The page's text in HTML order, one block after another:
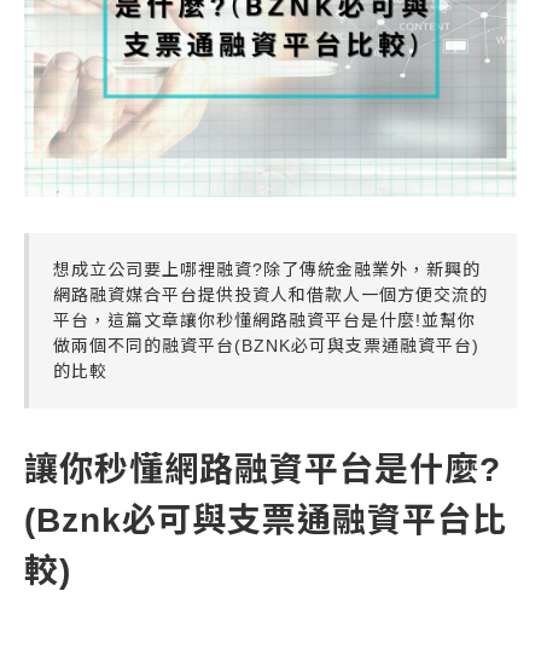
平台介紹
想成立公司要上哪裡融資?除了傳統金融業外，新興的
網路融資媒合平台提供投資人和借款人一個方便交流的
平台，這篇文章讓你秒懂網路融資平台是什麼!並幫你
做兩個不同的融資平台(BZNK必可與支票通融資平台)
的比較
讓你秒懂網路融資平台是什麼?
(Bznk必可與支票通融資平台比
較)